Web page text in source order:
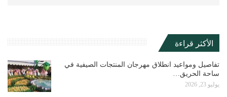
الأكثر قراءة
تفاصيل ومواعيد انطلاق مهرجان المنتجات الصيفية في
ساحة الحريق…
يوليو 23, 2026